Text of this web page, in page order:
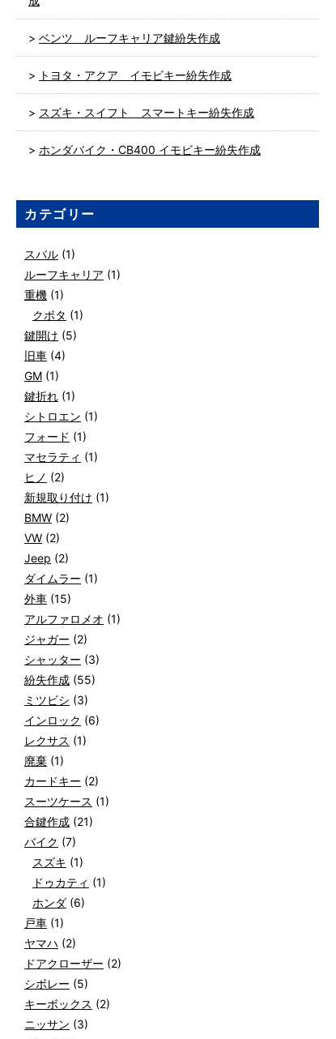
ベンツ ルーフキャリア鍵紛失作成
トヨタ・アクア イモビキー紛失作成
スズキ・スイフト スマートキー紛失作成
ホンダバイク・CB400 イモビキー紛失作成
カテゴリー
スバル (1)
ルーフキャリア (1)
重機 (1)
クボタ (1)
鍵開け (5)
旧車 (4)
GM (1)
鍵折れ (1)
シトロエン (1)
フォード (1)
マセラティ (1)
ヒノ (2)
新規取り付け (1)
BMW (2)
VW (2)
Jeep (2)
ダイムラー (1)
外車 (15)
アルファロメオ (1)
ジャガー (2)
シャッター (3)
紛失作成 (55)
ミツビシ (3)
インロック (6)
レクサス (1)
廃棄 (1)
カードキー (2)
スーツケース (1)
合鍵作成 (21)
バイク (7)
スズキ (1)
ドゥカティ (1)
ホンダ (6)
戸車 (1)
ヤマハ (2)
ドアクローザー (2)
シボレー (5)
キーボックス (2)
ニッサン (3)